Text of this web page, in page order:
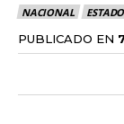
NACIONAL
PUBLICADO EN